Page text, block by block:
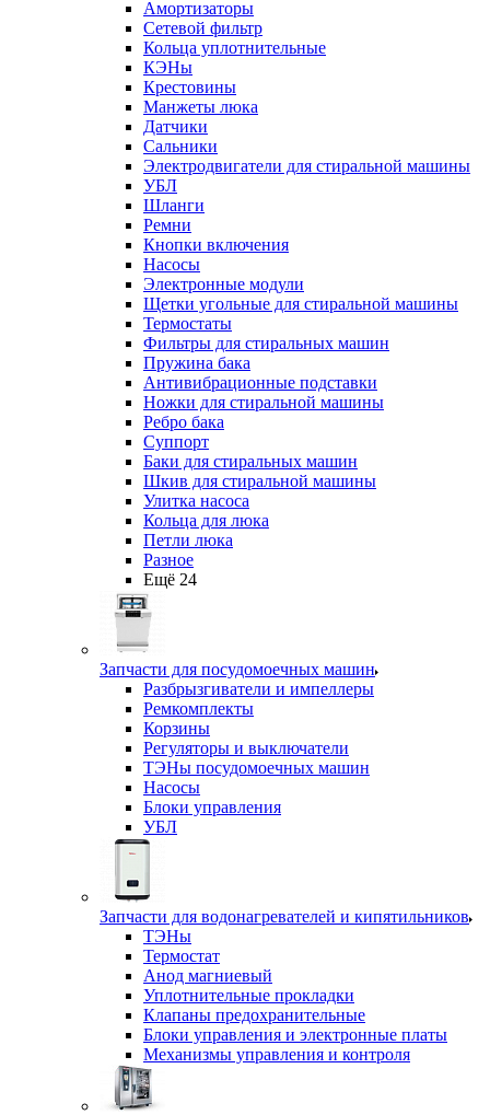
Амортизаторы
Сетевой фильтр
Кольца уплотнительные
КЭНы
Крестовины
Манжеты люка
Датчики
Сальники
Электродвигатели для стиральной машины
УБЛ
Шланги
Ремни
Кнопки включения
Насосы
Электронные модули
Щетки угольные для стиральной машины
Термостаты
Фильтры для стиральных машин
Пружина бака
Антивибрационные подставки
Ножки для стиральной машины
Ребро бака
Суппорт
Баки для стиральных машин
Шкив для стиральной машины
Улитка насоса
Кольца для люка
Петли люка
Разное
Ещё 24
Запчасти для посудомоечных машин
Разбрызгиватели и импеллеры
Ремкомплекты
Корзины
Регуляторы и выключатели
ТЭНы посудомоечных машин
Насосы
Блоки управления
УБЛ
Запчасти для водонагревателей и кипятильников
ТЭНы
Термостат
Анод магниевый
Уплотнительные прокладки
Клапаны предохранительные
Блоки управления и электронные платы
Механизмы управления и контроля